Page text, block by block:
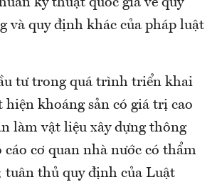
và quy định khác của pháp luật
tư trong quá trình triển khai
hiện khoáng sản có giá trị cao
làm vật liệu xây dựng thông
cơ quan nhà nước có thẩm
tuân thủ quy định của Luật